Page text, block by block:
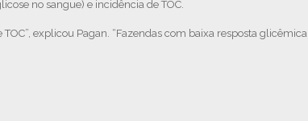
no sangue) e incidência de TOC.
explicou Pagan. “Fazendas com baixa resposta glicêmica